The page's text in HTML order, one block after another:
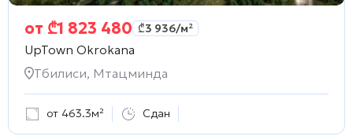
от ₾1 823 480 ₾3 936/м²
UpTown Okrokana
Тбилиси, Мтацминда
от 463.3м² Сдан